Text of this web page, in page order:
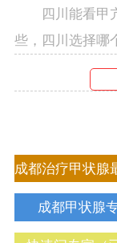
成都西部甲状
院推行标准化
统中医诊疗的
设备，将中医
四川能看甲亢
些，四川选择哪
成都甲状腺